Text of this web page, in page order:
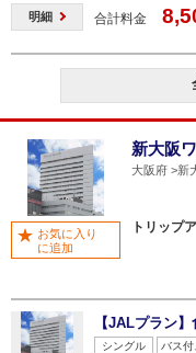
明細
合計料金
新大阪
大阪府 新
トリップ
お気に入り
に追加
【JALプラン
シングル バス